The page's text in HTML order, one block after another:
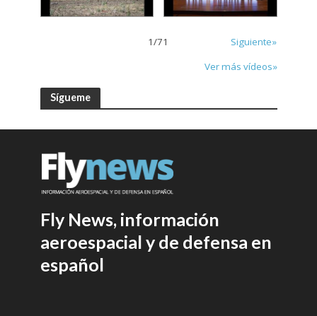
1/71
Siguiente»
Ver más vídeos»
Sígueme
Fly News, información
aeroespacial y de defensa en
español